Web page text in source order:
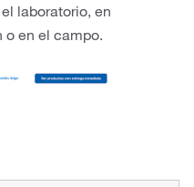
laboratorio, en
o en el campo.